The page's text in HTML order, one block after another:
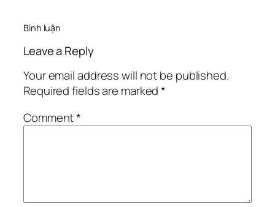
Bình luận
Leave a Reply
Your email address will not be published.
Required fields are marked*
Comment*